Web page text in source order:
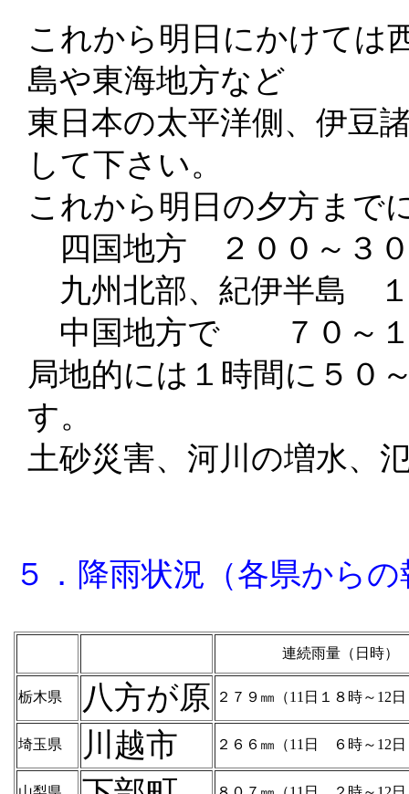
これから明日にかけては
島や東海地方など
東日本の太平洋側、伊豆
して下さい。
これから明日の夕方まで
四国地方 ２００～３
九州北部、紀伊半島 １
中国地方で ７０～１
局地的には１時間に５０
す。
土砂災害、河川の増水、
５．降雨状況（各県から
連続雨量（日時）
栃木県 八方が原 ２７９㎜（11日１８時～12
埼玉県 川越市 ２６６㎜（11日 ６時～12